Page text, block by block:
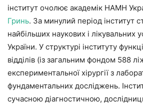
інститут очолює академік НАМН
Гринь. За минулий період інститут
найбільших наукових і лікувальних
України. У структурі інституту
відділів (із загальним фондом 588
експериментальної хірургії з
фундаментальних досліджень.
сучасною діагностичною,